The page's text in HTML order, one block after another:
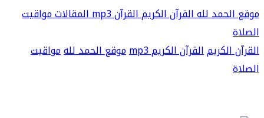
موقع الحمد للهالقرآن الكريمالقرآن mp3 المقالاتمواقيت
الصلاة
القرآن الكريمالقرآن الكريم mp3 موقع الحمد للهمواقيت
الصلاة